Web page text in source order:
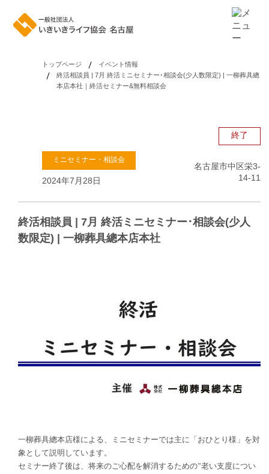
トップページ
イベント情報
終活相談員 | 7月 終活ミニセミナー･相談会(少人数限定) | 一柳葬具總
本店本社｜終活セミナー&無料相談会
終了
ミニセミナー・相談会
2024年7月28日
名古屋市中区栄3-
14-11
終活相談員 | 7月 終活ミニセミナー･相談会(少人
数限定) | 一柳葬具總本店本社
一柳葬具總本店様による、ミニセミナーでは主に「おひとり様」を対
象として説明しています。
セミナー終了後は、将来のご心配を解消するための”老い支度につい